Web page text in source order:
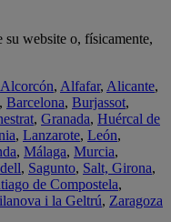
website o, físicamente,
Alcorcón, Alfafar, Alicante,
, Barcelona, Burjassot,
, Granada, Huércal de
, Lanzarote, León,
, Málaga, Murcia,
, Sagunto, Salt, Girona,
de Compostela,
i la Geltrú, Zaragoza